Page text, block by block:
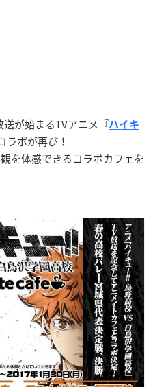
が始まるTVアニメ 『ハイキ
ラボが再び！
を体感できるコラボカフェを